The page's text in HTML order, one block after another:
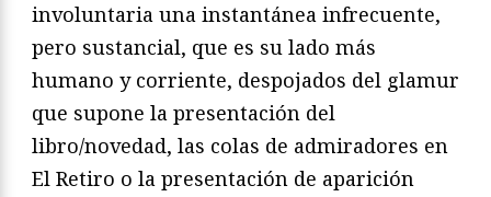
involuntaria una instantánea infrecuente,
pero sustancial, que es su lado más
humano y corriente, despojados del glamur
que supone la presentación del
libro/novedad, las colas de admiradores en
El Retiro o la presentación de aparición